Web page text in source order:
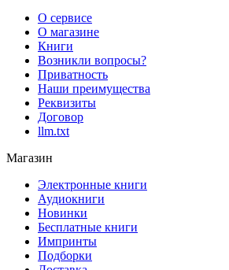
О сервисе
О магазине
Книги
Возникли вопросы?
Приватность
Наши преимущества
Реквизиты
Договор
llm.txt
Магазин
Электронные книги
Аудиокниги
Новинки
Бесплатные книги
Импринты
Подборки